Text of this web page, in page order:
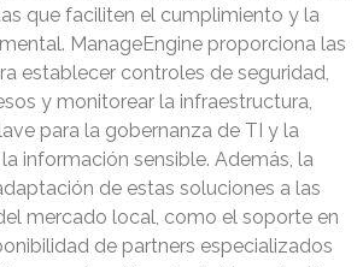
que faciliten el cumplimiento y la
ManageEngine proporciona las
establecer controles de seguridad,
y monitorear la infraestructura,
para la gobernanza de TI y la
información sensible. Además, la
de estas soluciones a las
mercado local, como el soporte en
de partners especializados